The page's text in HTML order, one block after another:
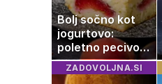
Bolj sočno kot
jogurtovo:
poletno pecivo,
ki vedno uspe
ZADOVOLJNA.SI